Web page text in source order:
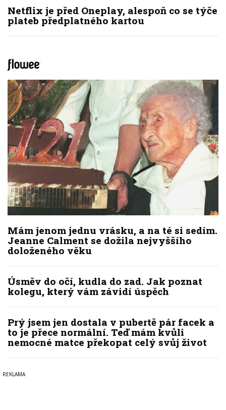
Netflix je před Oneplay, alespoň co se týče
plateb předplatného kartou
Mám jenom jednu vrásku, a na té si sedím.
Jeanne Calment se dožila nejvyššího
doloženého věku
Úsměv do očí, kudla do zad. Jak poznat
kolegu, který vám závidí úspěch
Prý jsem jen dostala v pubertě pár facek a
to je přece normální. Teď mám kvůli
nemocné matce překopat celý svůj život